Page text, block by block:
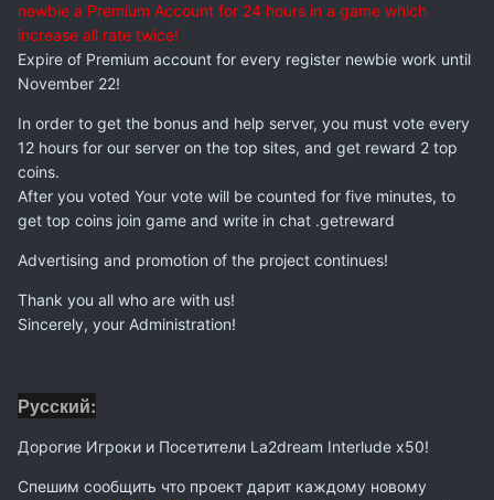
newbie a Premium Account for 24 hours in a game which
increase all rate twice!
Expire of Premium account for every register newbie work until
November 22!
In order to get the bonus and help server, you must vote every
12 hours for our server on the top sites, and get reward 2 top
coins.
After you voted Your vote will be counted for five minutes, to
get top coins join game and write in chat .getreward
Advertising and promotion of the project continues!
Thank you all who are with us!
Sincerely, your Administration!
Русский:
Дорогие Игроки и Посетители La2dream Interlude x50!
Спешим сообщить что проект дарит каждому новому